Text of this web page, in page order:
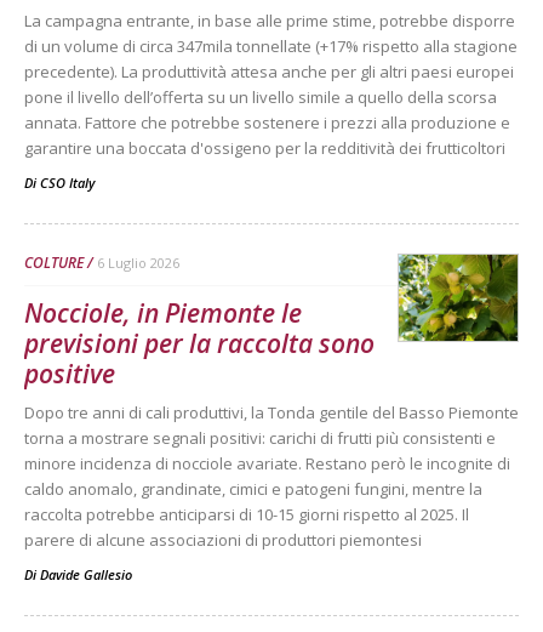
La campagna entrante, in base alle prime stime, potrebbe disporre
di un volume di circa 347mila tonnellate (+17% rispetto alla stagione
precedente). La produttività attesa anche per gli altri paesi europei
pone il livello dell’offerta su un livello simile a quello della scorsa
annata. Fattore che potrebbe sostenere i prezzi alla produzione e
garantire una boccata d'ossigeno per la redditività dei frutticoltori
Di CSO Italy
COLTURE 6 Luglio 2026
Nocciole, in Piemonte le
previsioni per la raccolta sono
positive
Dopo tre anni di cali produttivi, la Tonda gentile del Basso Piemonte
torna a mostrare segnali positivi: carichi di frutti più consistenti e
minore incidenza di nocciole avariate. Restano però le incognite di
caldo anomalo, grandinate, cimici e patogeni fungini, mentre la
raccolta potrebbe anticiparsi di 10-15 giorni rispetto al 2025. Il
parere di alcune associazioni di produttori piemontesi
Di Davide Gallesio